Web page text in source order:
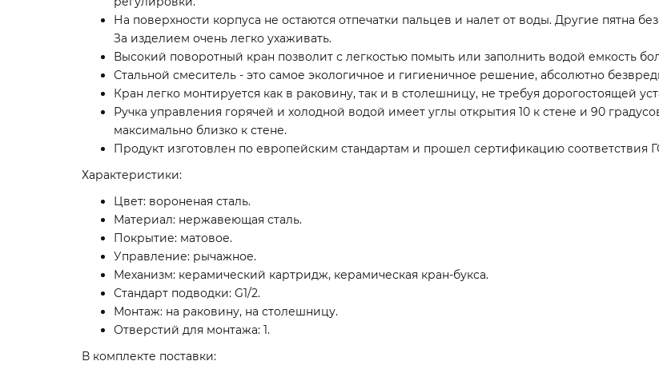
На поверхности корпуса не остаются отпечатки пальцев и налет от воды. Другие
За изделием очень легко ухаживать.
Высокий поворотный кран позволит с легкостью помыть или заполнить водой емкость
Стальной смеситель - это самое экологичное и гигиеничное решение, абсолютно
Кран легко монтируется как в раковину, так и в столешницу, не требуя дорогостоящей
Ручка управления горячей и холодной водой имеет углы открытия 10 к стене и 90
максимально близко к стене.
Продукт изготовлен по европейским стандартам и прошел сертификацию соответствия
Характеристики:
Цвет: вороненая сталь.
Материал: нержавеющая сталь.
Покрытие: матовое.
Управление: рычажное.
Механизм: керамический картридж, керамическая кран-букса.
Стандарт подводки: G1/2.
Монтаж: на раковину, на столешницу.
Отверстий для монтажа: 1.
В комплекте поставки: